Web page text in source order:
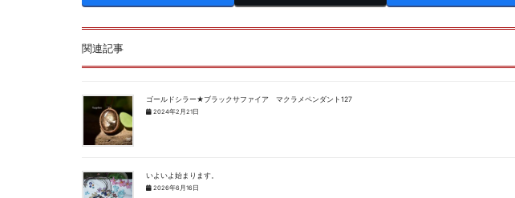
関連記事
ゴールドシラー★ブラックサファイア マクラメペンダント127
2024年2月21日
いよいよ始まります。
2026年6月16日